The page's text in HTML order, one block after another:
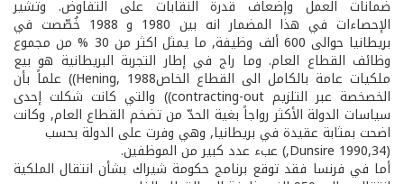
ضمانات العمل وإضعاف قدرة النقابات على التفاوض. وتشير
الإحصاءات في هذا المضمار انه بين 1980 و 1988 خُصّصت في
بريطانيا حوالى 600 ألف وظيفة, ما يمثل اكثر من 30 % من مجموع
وظائف القطاع العام. وما راج في إطار التجربة البريطانية هو بيع
ملكيات عامة بالكامل الى القطاع الخاصHening, 1988)) علماً بأن
الخصخصة عبر التلزيم contracting-out)) والتي كانت شكلت إحدى
سياسات الدولة الأكثر رواجاً بغية الحدّ من تضخم القطاع العام, وكانت
اضحت بمثابة عقيدة في بريطانيا, وهي وفرت على الدولة بحسب
(1990,34 Dunsire,) عبء عدد كبير من الموظفين.
أما في فرنسا فقد توقع برنامج حكومة شيراك بشأن انتقال الملكية